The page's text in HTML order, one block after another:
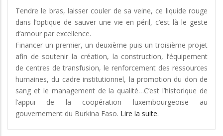
Tendre le bras, laisser couler de sa veine, ce liquide rouge
dans l’optique de sauver une vie en péril, c’est là le geste
d’amour par excellence.
Financer un premier, un deuxième puis un troisième projet
afin de soutenir la création, la construction, l’équipement
de centres de transfusion, le renforcement des ressources
humaines, du cadre institutionnel, la promotion du don de
sang et le management de la qualité…C’est l’historique de
l’appui de la coopération luxembourgeoise au
gouvernement du Burkina Faso. Lire la suite.